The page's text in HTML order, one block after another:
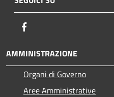
AMMINISTRAZIONE
Organi di Governo
Aree Amministrative